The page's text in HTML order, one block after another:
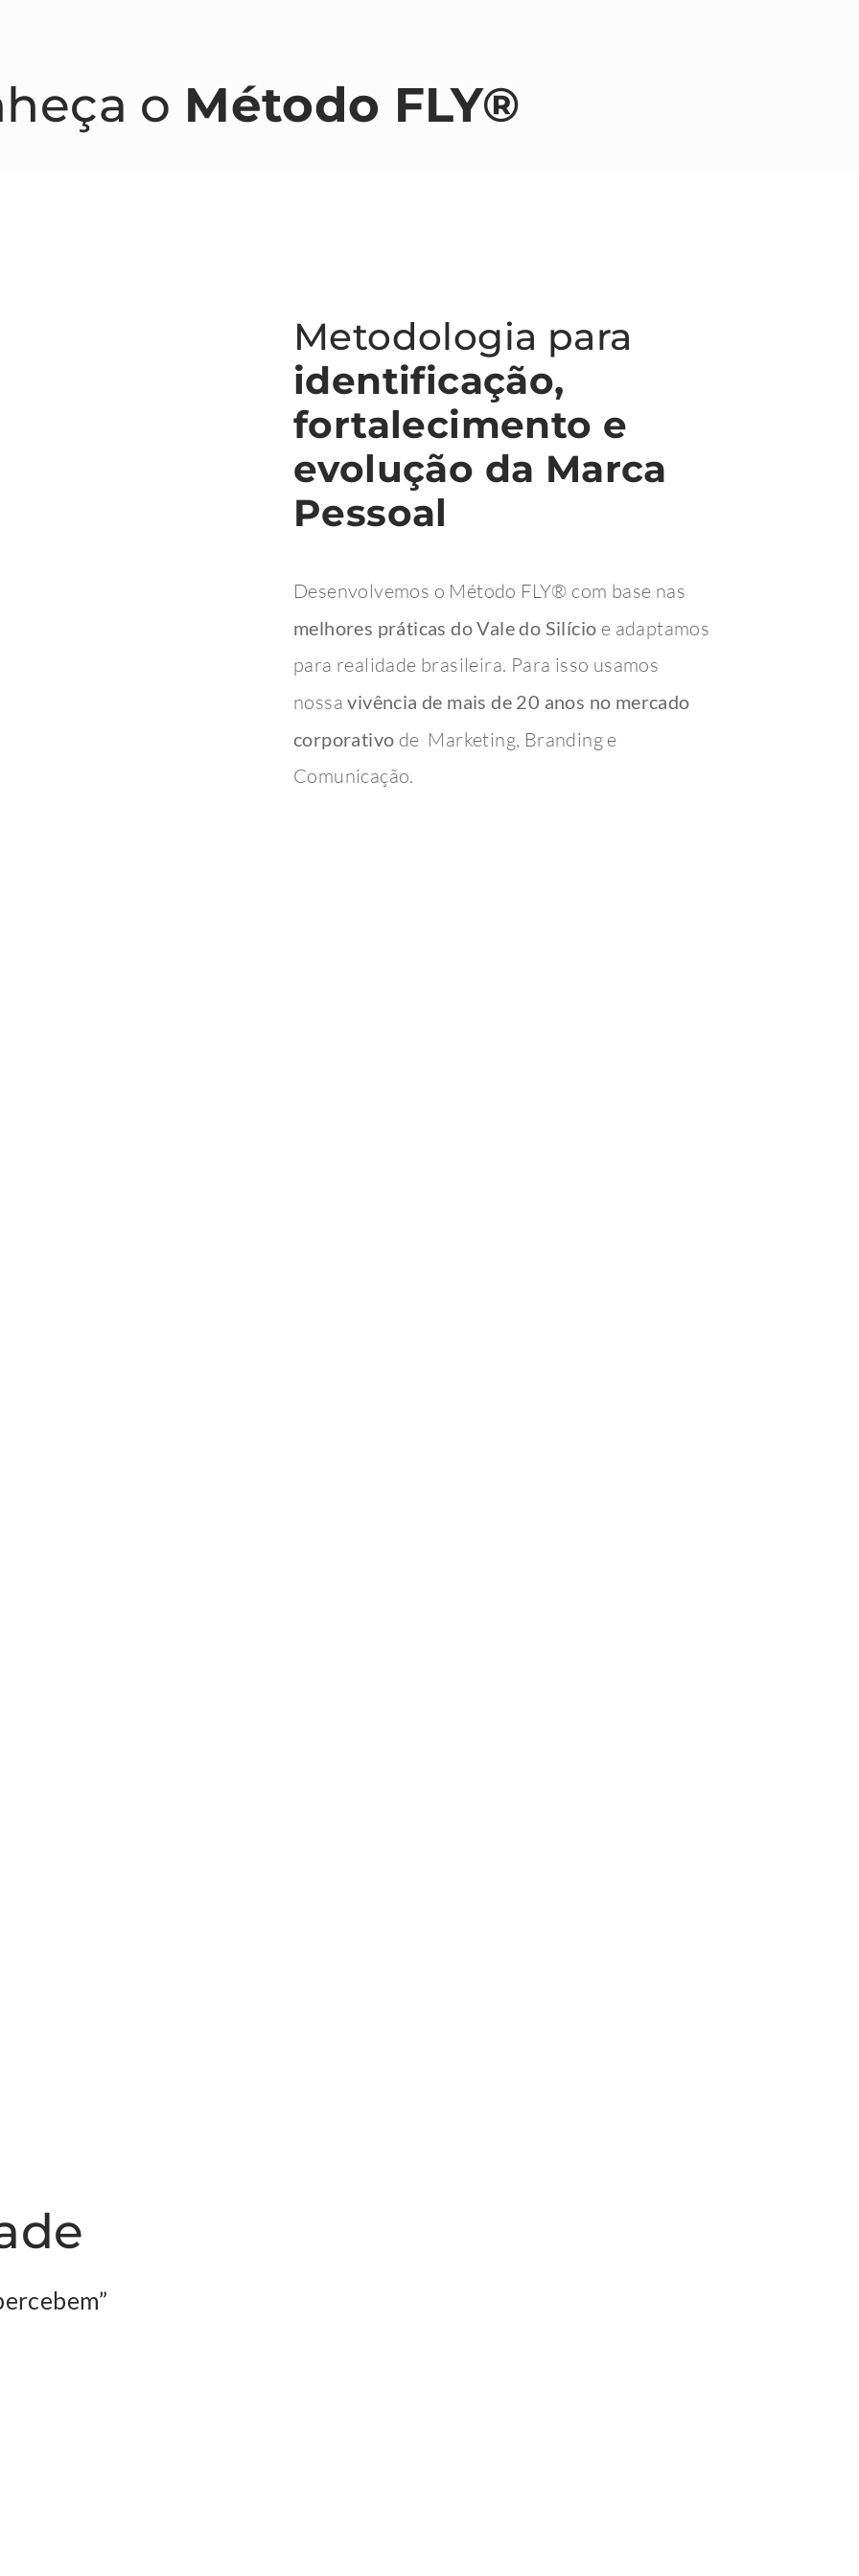
o Método FLY®
Metodologia para
identificação,
fortalecimento e
evolução da Marca
Pessoal
Desenvolvemos o Método FLY® com base nas
melhores práticas do Vale do Silício e adaptamos
para realidade brasileira. Para isso usamos
nossavivência de mais de 20 anos no mercado
corporativo de Marketing, Branding e
Comunicação.